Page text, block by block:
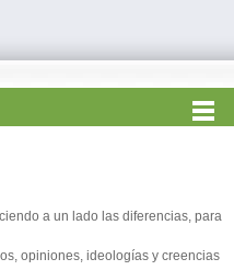
a un lado las diferencias, para
opiniones, ideologías y creencias